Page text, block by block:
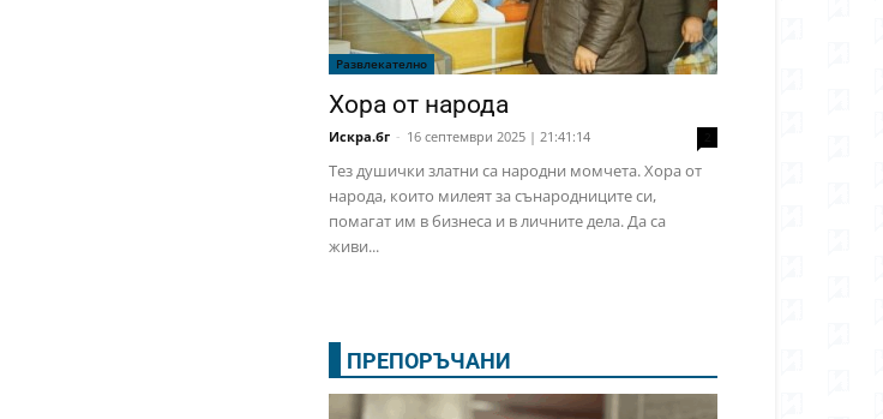
Развлекателно
Хора от народа
Искра.бг - 16 септември 2025 | 21:41:14
Тез душички златни са народни момчета. Хора от
народа, които милеят за сънародниците си,
помагат им в бизнеса и в личните дела. Да са
живи...
ПРЕПОРЪЧАНИ